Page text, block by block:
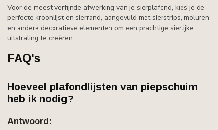
Voor de meest verfijnde afwerking van je sierplafond, kies je de
perfecte kroonlijst en sierrand, aangevuld met sierstrips, moluren
en andere decoratieve elementen om een prachtige sierlijke
uitstraling te creëren.
FAQ's
Hoeveel plafondlijsten van piepschuim
heb ik nodig?
Antwoord: